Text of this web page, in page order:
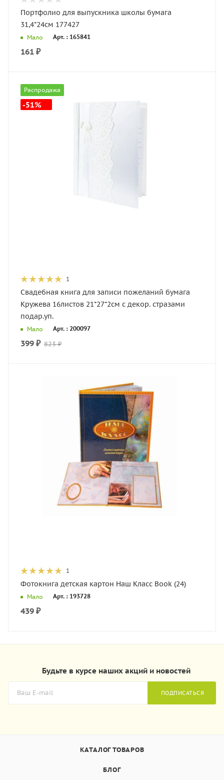
Портфолио для выпускника школы бумага
31,4*24см 177427
Мало Арт. : 165841
161 ₽
Распродажа
-51%
1
Свадебная книга для записи пожеланий бумага
Кружева 16листов 21*27*2см с декор. стразами
подар.уп.
Мало Арт. : 200097
399 ₽ 823 ₽
1
Фотокнига детская картон Наш Класс Book (24)
Мало Арт. : 193728
439 ₽
Будьте в курсе наших акций и новостей
ПОДПИСАТЬСЯ
КАТАЛОГ ТОВАРОВ
БЛОГ